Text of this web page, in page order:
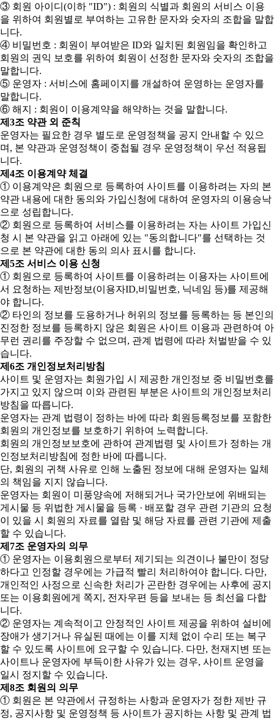
③ 회원 아이디(이하 "ID") : 회원의 식별과 회원의 서비스 이용
을 위하여 회원별로 부여하는 고유한 문자와 숫자의 조합을 말합
니다.
④ 비밀번호 : 회원이 부여받은 ID와 일치된 회원임을 확인하고
회원의 권익 보호를 위하여 회원이 선정한 문자와 숫자의 조합을
말합니다.
⑤ 운영자 : 서비스에 홈페이지를 개설하여 운영하는 운영자를
말합니다.
⑥ 해지 : 회원이 이용계약을 해약하는 것을 말합니다.
제3조 약관 외 준칙
운영자는 필요한 경우 별도로 운영정책을 공지 안내할 수 있으
며, 본 약관과 운영정책이 중첩될 경우 운영정책이 우선 적용됩
니다.
제4조 이용계약 체결
① 이용계약은 회원으로 등록하여 사이트를 이용하려는 자의 본
약관 내용에 대한 동의와 가입신청에 대하여 운영자의 이용승낙
으로 성립합니다.
② 회원으로 등록하여 서비스를 이용하려는 자는 사이트 가입신
청 시 본 약관을 읽고 아래에 있는 "동의합니다"를 선택하는 것
으로 본 약관에 대한 동의 의사 표시를 합니다.
제5조 서비스 이용 신청
① 회원으로 등록하여 사이트를 이용하려는 이용자는 사이트에
서 요청하는 제반정보(이용자ID,비밀번호, 닉네임 등)를 제공해
야 합니다.
② 타인의 정보를 도용하거나 허위의 정보를 등록하는 등 본인의
진정한 정보를 등록하지 않은 회원은 사이트 이용과 관련하여 아
무런 권리를 주장할 수 없으며, 관계 법령에 따라 처벌받을 수 있
습니다.
제6조 개인정보처리방침
사이트 및 운영자는 회원가입 시 제공한 개인정보 중 비밀번호를
가지고 있지 않으며 이와 관련된 부분은 사이트의 개인정보처리
방침을 따릅니다.
운영자는 관계 법령이 정하는 바에 따라 회원등록정보를 포함한
회원의 개인정보를 보호하기 위하여 노력합니다.
회원의 개인정보보호에 관하여 관계법령 및 사이트가 정하는 개
인정보처리방침에 정한 바에 따릅니다.
단, 회원의 귀책 사유로 인해 노출된 정보에 대해 운영자는 일체
의 책임을 지지 않습니다.
운영자는 회원이 미풍양속에 저해되거나 국가안보에 위배되는
게시물 등 위법한 게시물을 등록 · 배포할 경우 관련 기관의 요청
이 있을 시 회원의 자료를 열람 및 해당 자료를 관련 기관에 제출
할 수 있습니다.
제7조 운영자의 의무
① 운영자는 이용회원으로부터 제기되는 의견이나 불만이 정당
하다고 인정할 경우에는 가급적 빨리 처리하여야 합니다. 다만,
개인적인 사정으로 신속한 처리가 곤란한 경우에는 사후에 공지
또는 이용회원에게 쪽지, 전자우편 등을 보내는 등 최선을 다합
니다.
② 운영자는 계속적이고 안정적인 사이트 제공을 위하여 설비에
장애가 생기거나 유실된 때에는 이를 지체 없이 수리 또는 복구
할 수 있도록 사이트에 요구할 수 있습니다. 다만, 천재지변 또는
사이트나 운영자에 부득이한 사유가 있는 경우, 사이트 운영을
일시 정지할 수 있습니다.
제8조 회원의 의무
① 회원은 본 약관에서 규정하는 사항과 운영자가 정한 제반 규
정, 공지사항 및 운영정책 등 사이트가 공지하는 사항 및 관계 법